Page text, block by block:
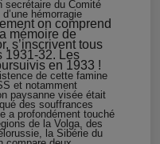
secrétaire du Comité
hémorragie
on comprend
mémoire de
s’inscrivent tous
1931-32. Les
en 1933 !
de cette famine
et notamment
paysanne visée était
des souffrances
a profondément touché
de la Volga, des
la Sibérie du